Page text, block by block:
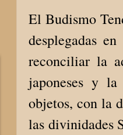
El Budismo
desplegadas
reconciliar la
japoneses y
objetos, con la
las divinidades